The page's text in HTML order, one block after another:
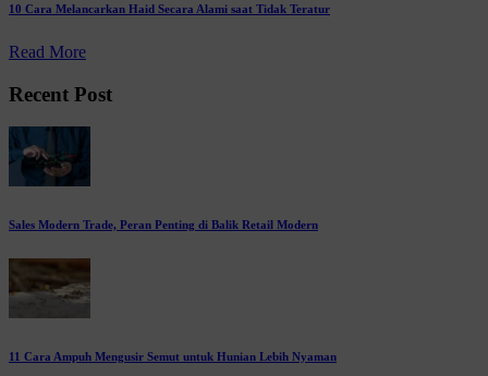
10 Cara Melancarkan Haid Secara Alami saat Tidak Teratur
Read More
Recent Post
Sales Modern Trade, Peran Penting di Balik Retail Modern
11 Cara Ampuh Mengusir Semut untuk Hunian Lebih Nyaman